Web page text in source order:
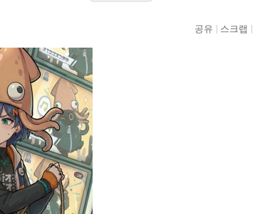
공유 스크랩